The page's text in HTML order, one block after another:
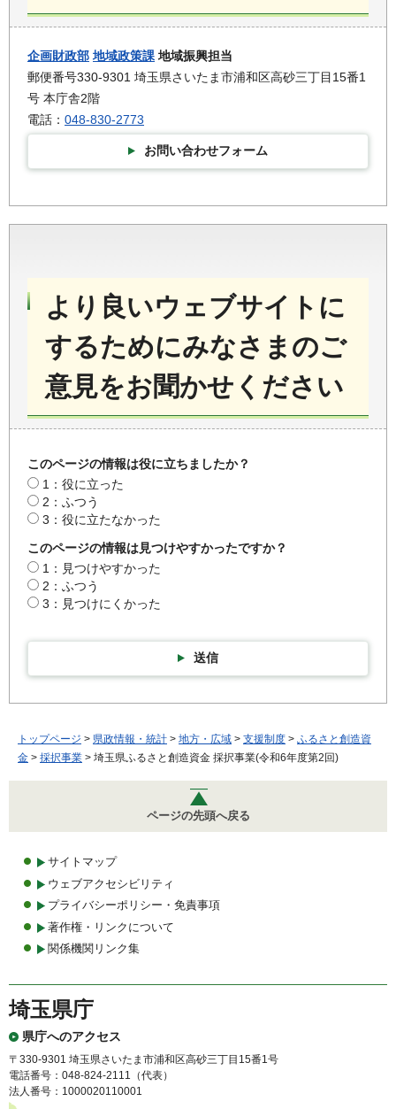
企画財政部 地域政策課 地域振興担当
郵便番号330-9301 埼玉県さいたま市浦和区高砂三丁目15番1
号 本庁舎2階
電話： 048-830-2773
お問い合わせフォーム
より良いウェブサイトに
するためにみなさまのご
意見をお聞かせください
このページの情報は役に立ちましたか？
1：役に立った
2：ふつう
3：役に立たなかった
このページの情報は見つけやすかったですか？
1：見つけやすかった
2：ふつう
3：見つけにくかった
送信
トップページ > 県政情報・統計 > 地方・広域 > 支援制度 > ふるさと創造資
金 > 採択事業 > 埼玉県ふるさと創造資金 採択事業(令和6年度第2回)
ページの先頭へ戻る
サイトマップ
ウェブアクセシビリティ
プライバシーポリシー・免責事項
著作権・リンクについて
関係機関リンク集
埼玉県庁
県庁へのアクセス
〒330-9301 埼玉県さいたま市浦和区高砂三丁目15番1号
電話番号：048-824-2111（代表）
法人番号：1000020110001